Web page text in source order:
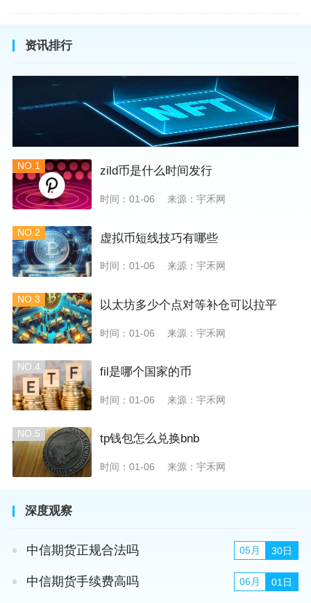
资讯排行
NO.1 zild币是什么时间发行
时间：01-06 来源：宇禾网
NO.2 虚拟币短线技巧有哪些
时间：01-06 来源：宇禾网
NO.3 以太坊多少个点对等补仓可以拉平
时间：01-06 来源：宇禾网
NO.4 fil是哪个国家的币
时间：01-06 来源：宇禾网
NO.5 tp钱包怎么兑换bnb
时间：01-06 来源：宇禾网
深度观察
中信期货正规合法吗 05月 30日
中信期货手续费高吗 06月 01日